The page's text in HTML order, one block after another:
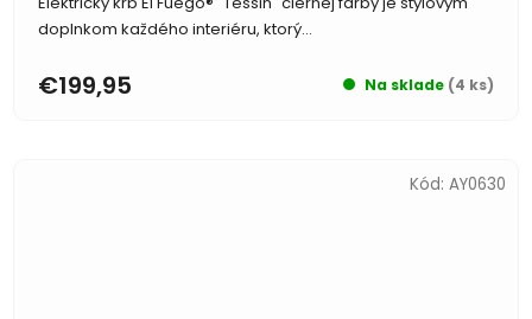
Na sklade (4 ks)
€199,95
doplnkom každého interiéru, ktorý...
Kód: AY0630